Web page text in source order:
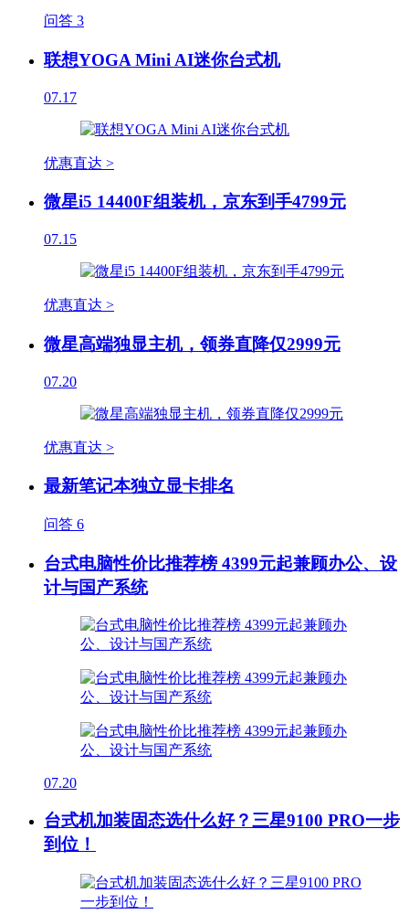
问答 3
联想YOGA Mini AI迷你台式机
07.17
优惠直达 >
微星i5 14400F组装机，京东到手4799元
07.15
优惠直达 >
微星高端独显主机，领券直降仅2999元
07.20
优惠直达 >
最新笔记本独立显卡排名
问答 6
台式电脑性价比推荐榜 4399元起兼顾办公、设
计与国产系统
07.20
台式机加装固态选什么好？三星9100 PRO一步
到位！